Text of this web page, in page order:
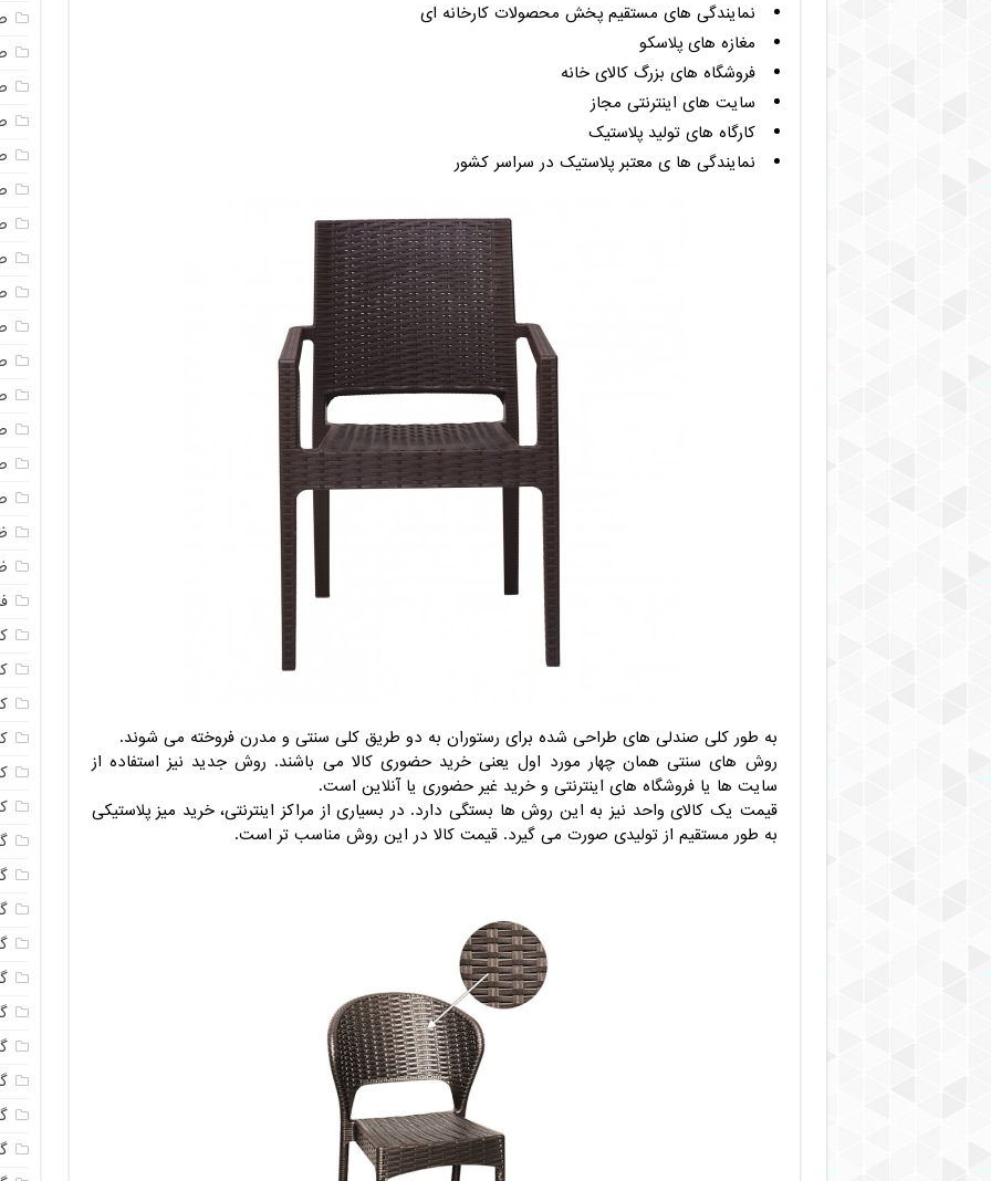
نمایندگی های مستقیم پخش محصولات کارخانه ای
مغازه های پلاسکو
فروشگاه های بزرگ کالای خانه
سایت های اینترنتی مجاز
کارگاه های تولید پلاستیک
نمایندگی ها ی معتبر پلاستیک در سراسر کشور
به طور کلی صندلی های طراحی شده برای رستوران به دو طریق کلی سنتی و مدرن فروخته می شوند.
روش های سنتی همان چهار مورد اول یعنی خرید حضوری کالا می باشند. روش جدید نیز استفاده از
سایت ها یا فروشگاه های اینترنتی و خرید غیر حضوری یا آنلاین است.
قیمت یک کالای واحد نیز به این روش ها بستگی دارد. در بسیاری از مراکز اینترنتی، خرید میز پلاستیکی
به طور مستقیم از تولیدی صورت می گیرد. قیمت کالا در این روش مناسب تر است.